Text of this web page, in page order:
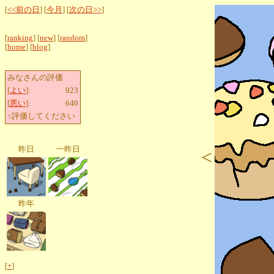
[<<前の日 ] [今月 ] [次の日>>]
[ranking] [new] [random]
[home] [blog]
みなさんの評価
[よい]:
923
[悪い]:
640
↑評価してください
昨日 一昨日
昨年
[+]
<